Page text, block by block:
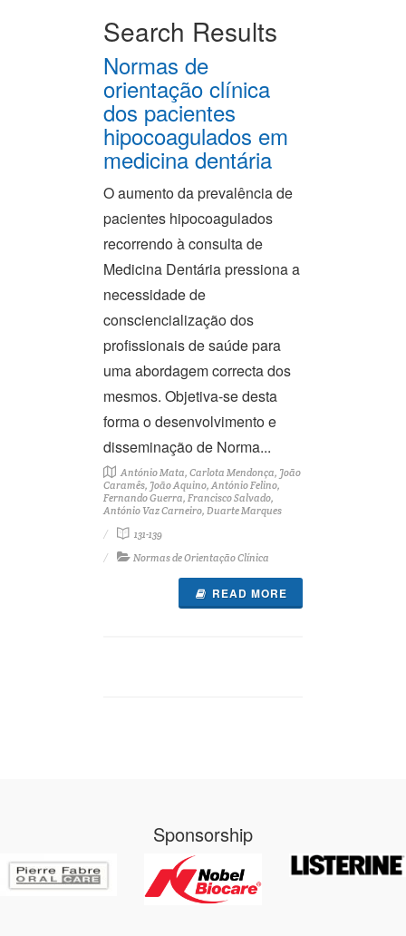
Search Results
Normas de
orientação clínica
dos pacientes
hipocoagulados em
medicina dentária
O aumento da prevalência de
pacientes hipocoagulados
recorrendo à consulta de
Medicina Dentária pressiona a
necessidade de
consciencialização dos
profissionais de saúde para
uma abordagem correcta dos
mesmos. Objetiva-se desta
forma o desenvolvimento e
disseminação de Norma...
António Mata, Carlota Mendonça, João
Caramês, João Aquino, António Felino,
Fernando Guerra, Francisco Salvado,
António Vaz Carneiro, Duarte Marques
131-139
Normas de Orientação Clínica
READ MORE
Sponsorship